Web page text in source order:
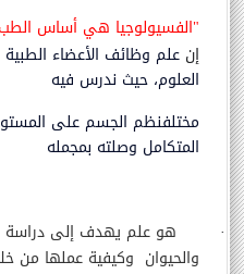
الفسيولوجيا هي أساس الطب"
إن علم وظائف الأعضاء
العلوم، حيث ندرس فيه
مختلفنظم الجسم على
المتكامل وصلته بمجمله
·
هو علم يهدف إلى دراسة
والحيوان وكيفية عملها من